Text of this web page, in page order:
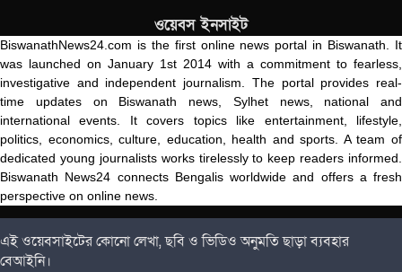
ওয়েবস ইনসাইট
BiswanathNews24.com is the first online news portal in Biswanath. It
was launched on January 1st 2014 with a commitment to fearless,
investigative and independent journalism. The portal provides real-
time updates on Biswanath news, Sylhet news, national and
international events. It covers topics like entertainment, lifestyle,
politics, economics, culture, education, health and sports. A team of
dedicated young journalists works tirelessly to keep readers informed.
Biswanath News24 connects Bengalis worldwide and offers a fresh
perspective on online news.
এই ওয়েবসাইটের কোনো লেখা, ছবি ও ভিডিও অনুমতি ছাড়া ব্যবহার
বেআইনি।